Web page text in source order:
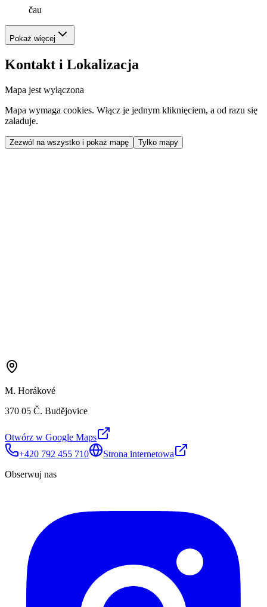
čau
Pokaż więcej
Kontakt i Lokalizacja
Mapa jest wyłączona
Mapa wymaga cookies. Włącz je jednym kliknięciem, a od razu się
załaduje.
Zezwól na wszystko i pokaż mapę Tylko mapy
M. Horákové
370 05 Č. Budějovice
Otwórz w Google Maps
+420 792 455 710
Strona internetowa
Obserwuj nas